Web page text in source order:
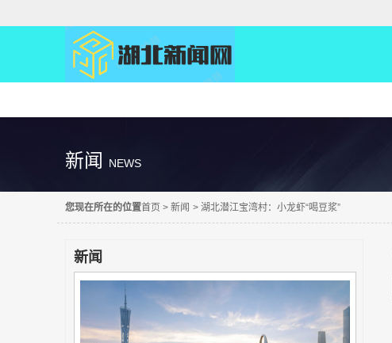
新闻 NEWS
您现在所在的位置首页 > 新闻 > 湖北潜江宝湾村：小龙虾“喝豆浆”
新闻